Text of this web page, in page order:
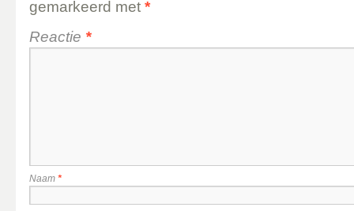
gemarkeerd met *
Reactie *
Naam *